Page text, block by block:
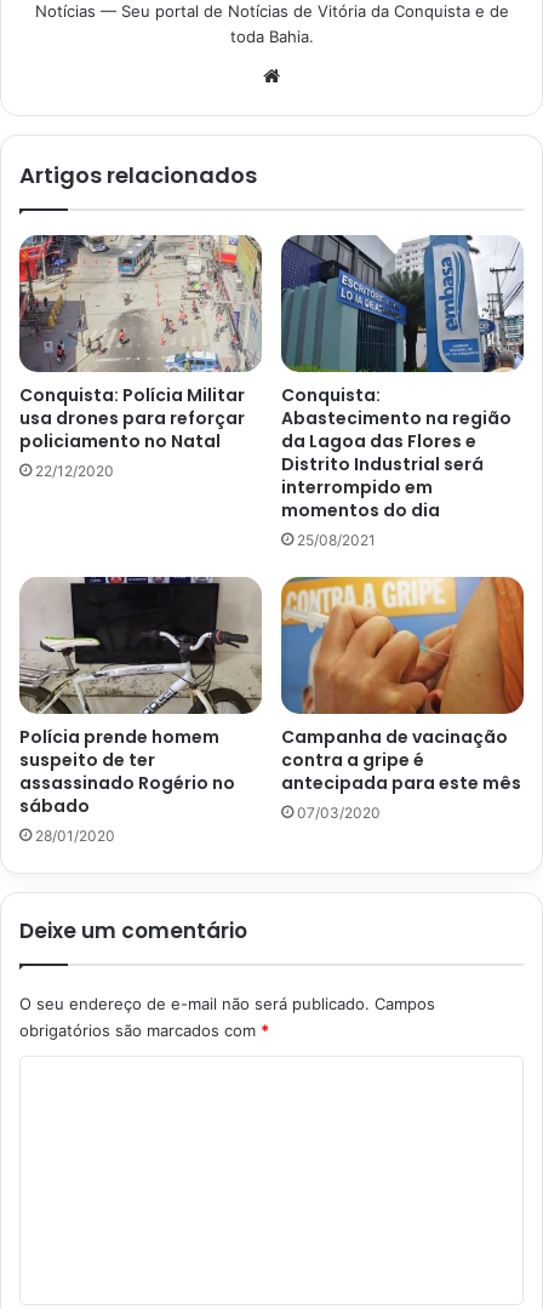
Notícias — Seu portal de Notícias de Vitória da Conquista e de
toda Bahia.
Artigos relacionados
Conquista: Polícia Militar
usa drones para reforçar
policiamento no Natal
22/12/2020
Conquista:
Abastecimento na região
da Lagoa das Flores e
Distrito Industrial será
interrompido em
momentos do dia
25/08/2021
Polícia prende homem
suspeito de ter
assassinado Rogério no
sábado
28/01/2020
Campanha de vacinação
contra a gripe é
antecipada para este mês
07/03/2020
Deixe um comentário
O seu endereço de e-mail não será publicado. Campos
obrigatórios são marcados com *